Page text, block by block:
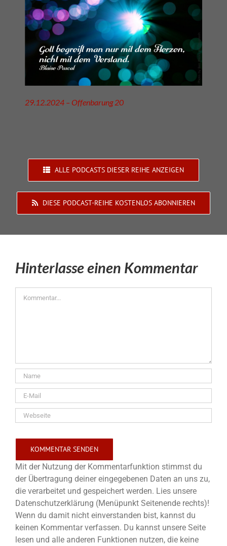
29.12.2024 – Offenbarung 20
ALLE PODCASTS DIESER REIHE ANZEIGEN
DIESE PODCAST-REIHE KOSTENLOS ABONNIEREN
Hinterlasse einen Kommentar
Mit der Nutzung der Kommentarfunktion stimmst du
der Übertragung deiner eingegebenen Daten an uns zu,
die verarbeitet und gespeichert werden. Lies unsere
Datenschutzerklärung (Menüpunkt Seitenende rechts)!
Wenn du damit nicht einverstanden bist, kannst du
keinen Kommentar verfassen. Du kannst unsere Seite
lesen und alle anderen Funktionen nutzen, die keine